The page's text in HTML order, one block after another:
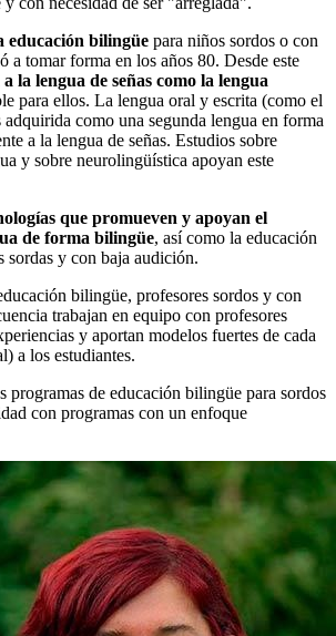
educación bilingüe para niños sordos o con
a tomar forma en los años 80. Desde este
a la lengua de señas como la lengua
para ellos. La lengua oral y escrita (como el
adquirida como una segunda lengua en forma
a la lengua de señas. Estudios sobre
y sobre neurolingüística apoyan este
que promueven y apoyan el
de forma bilingüe, así como la educación
sordas y con baja audición.
bilingüe, profesores sordos y con
trabajan en equipo con profesores
y aportan modelos fuertes de cada
a los estudiantes.
programas de educación bilingüe para sordos
con programas con un enfoque